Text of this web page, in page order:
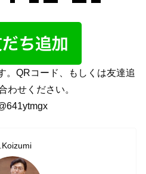
。QRコード、もしくは友達追
わせください。